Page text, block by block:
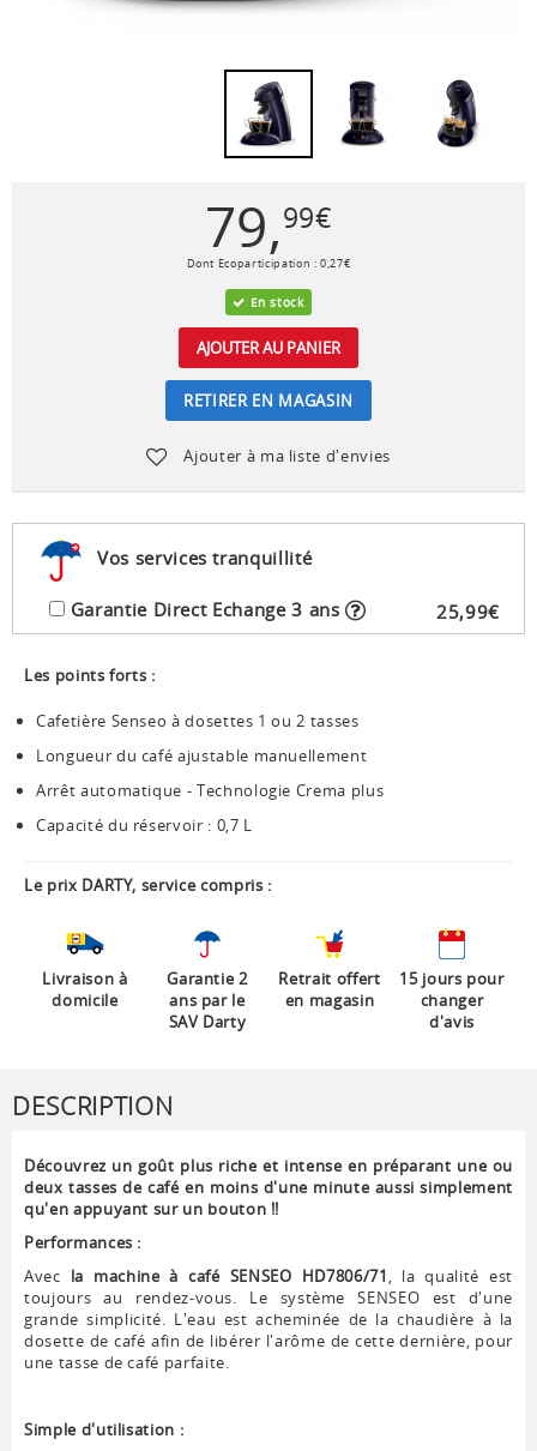
79,99€
Dont Ecoparticipation :0,27€
En stock
AJOUTER AU PANIER
RETIRER EN MAGASIN
Ajouter à ma liste d'envies
Vos services tranquillité
Garantie Direct Echange 3 ans 25,99€
Les points forts :
Cafetière Senseo à dosettes 1 ou 2 tasses
Longueur du café ajustable manuellement
Arrêt automatique - Technologie Crema plus
Capacité du réservoir : 0,7 L
Le prix DARTY, service compris :
Livraison à
domicile
Garantie 2
ans par le
SAV Darty
Retrait offert
en magasin
15 jours pour
changer
d'avis
DESCRIPTION
Découvrez un goût plus riche et intense en préparant une ou
deux tasses de café en moins d'une minute aussi simplement
qu'en appuyant sur un bouton !!
Performances :
Avec la machine à café SENSEO HD7806/71 , la qualité est
toujours au rendez-vous. Le système SENSEO est d'une
grande simplicité. L'eau est acheminée de la chaudière à la
dosette de café afin de libérer l'arôme de cette dernière, pour
une tasse de café parfaite.
Simple d'utilisation :